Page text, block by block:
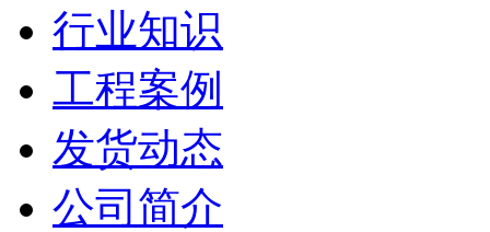
行业知识
工程案例
发货动态
公司简介